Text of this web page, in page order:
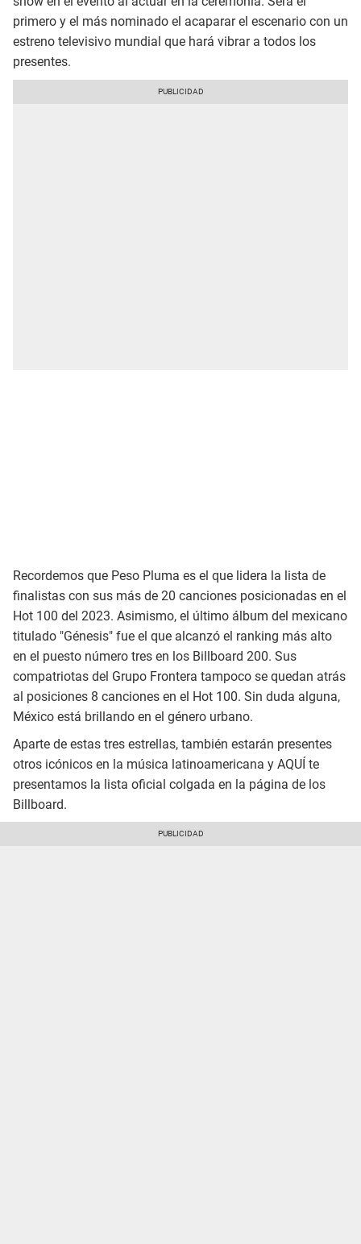
primero y el más nominado el acaparar el escenario con un
estreno televisivo mundial que hará vibrar a todos los
presentes.
Recordemos que Peso Pluma es el que lidera la lista de
finalistas con sus más de 20 canciones posicionadas en el
Hot 100 del 2023. Asimismo, el último álbum del mexicano
titulado "Génesis" fue el que alcanzó el ranking más alto
en el puesto número tres en los Billboard 200. Sus
compatriotas del Grupo Frontera tampoco se quedan atrás
al posiciones 8 canciones en el Hot 100. Sin duda alguna,
México está brillando en el género urbano.
Aparte de estas tres estrellas, también estarán presentes
otros icónicos en la música latinoamericana y AQUÍ te
presentamos la lista oficial colgada en la página de los
Billboard.